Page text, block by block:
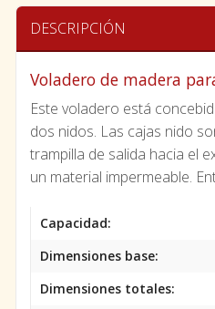
DESCRIPCIÓN
Voladero de madera
Este voladero está
dos nidos. Las cajas nido
trampilla de salida hacia el
un material impermeable.
Capacidad:
Dimensiones base:
Dimensiones totales: